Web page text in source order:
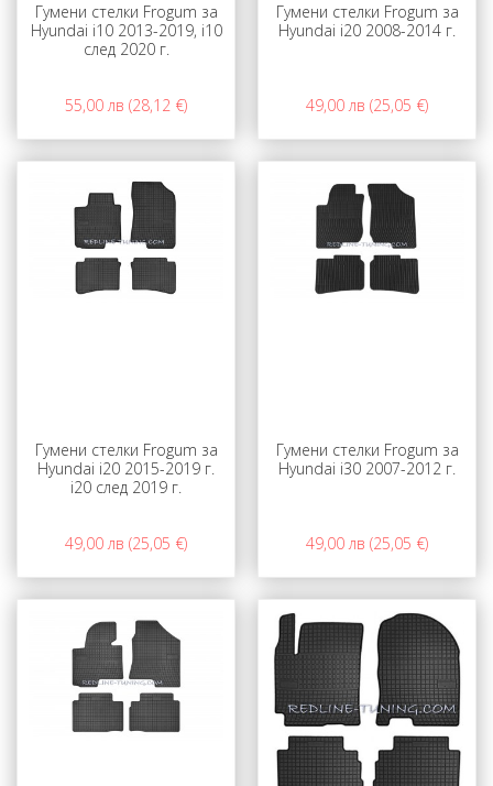
Гумени стелки Frogum за
Hyundai i10 2013-2019, i10
след 2020 г.
55,00 лв (28,12 €)
Гумени стелки Frogum за
Hyundai i20 2008-2014 г.
49,00 лв (25,05 €)
Гумени стелки Frogum за
Hyundai i20 2015-2019 г.
i20 след 2019 г.
49,00 лв (25,05 €)
Гумени стелки Frogum за
Hyundai i30 2007-2012 г.
49,00 лв (25,05 €)